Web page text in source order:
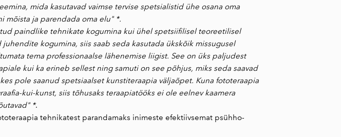
mida kasutavad vaimse tervise spetsialistid ühe osana oma
mõista ja parendada oma elu" *.
paindlike tehnikate kogumina kui ühel spetsiifilisel teoreetilisel
kogumina, siis saab seda kasutada ükskõik missugusel
tema professionaalse lähenemise liigist. See on üks paljudest
kui ka erineb sellest ning samuti on see põhjus, miks seda saavad
pole saanud spetsiaalset kunstiteraapia väljaõpet. Kuna fototeraapia
kui-kunst, siis tõhusaks teraapiatööks ei ole eelnev kaamera
*.
tehnikatest parandamaks inimeste efektiivsemat psühho-